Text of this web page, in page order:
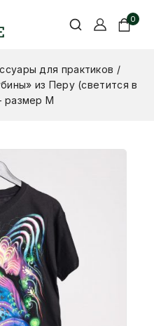
0
для практиков /
из Перу (светится в
M